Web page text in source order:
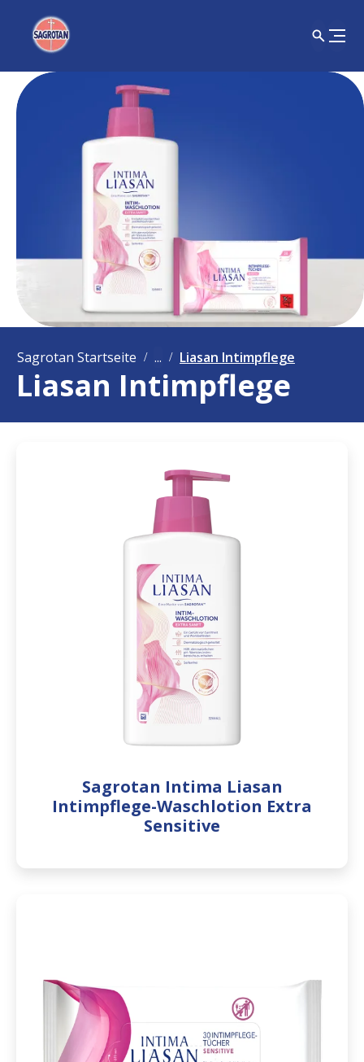
Sagrotan Startseite ... Liasan Intimpflege
Liasan Intimpflege
Sagrotan Intima Liasan
Intimpflege-Waschlotion Extra
Sensitive